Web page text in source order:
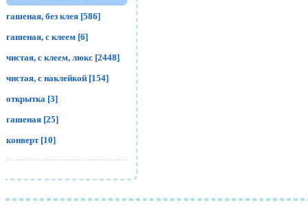
гашеная, без клея [586]
гашеная, с клеем [6]
чистая, с клеем, люкс [2448]
чистая, с наклейкой [154]
открытка [3]
гашеная [25]
конверт [10]